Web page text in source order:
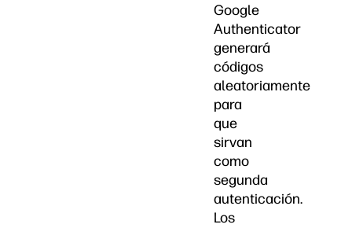
Google
Authenticator
generará
códigos
aleatoriamente
para
que
sirvan
como
segunda
autenticación.
Los